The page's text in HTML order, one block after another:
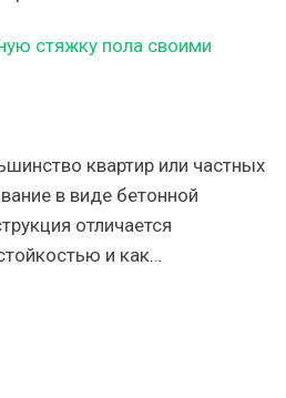
стяжку пола своими
квартир или частных
в виде бетонной
отличается
и как…